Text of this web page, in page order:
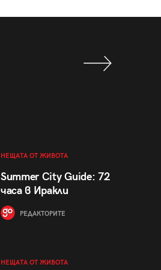
НЕЩАТА ОТ ЖИВОТА
Summer City Guide: 72
часа в Иракли
РЕДАКТОРИТЕ
НЕЩАТА ОТ ЖИВОТА